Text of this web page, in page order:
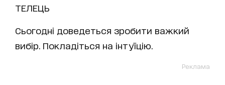
ТЕЛЕЦЬ
Сьогодні доведеться зробити важкий
вибір. Покладіться на інтуїцію.
Реклама